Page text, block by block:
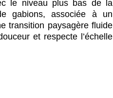
le niveau plus bas de la
gabions, associée à un
transition paysagère fluide
et respecte l’échelle